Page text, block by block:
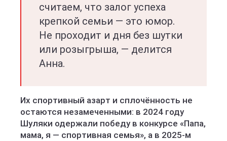
считаем, что залог успеха
крепкой семьи — это юмор.
Не проходит и дня без шутки
или розыгрыша, — делится
Анна.
Их спортивный азарт и сплочённость не
остаются незамеченными: в 2024 году
Шуляки одержали победу в конкурсе «Папа,
мама, я — спортивная семья», а в 2025-м